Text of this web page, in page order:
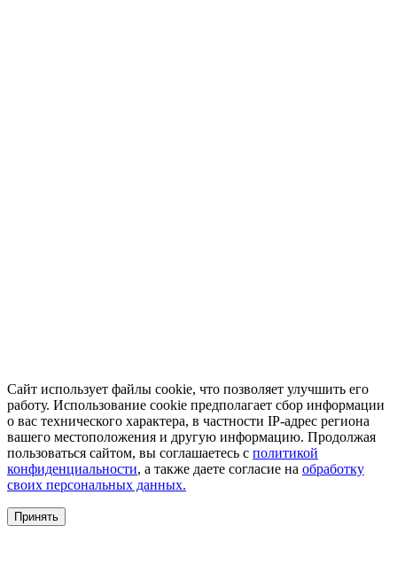
Сайт использует файлы cookie, что позволяет улучшить его
работу. Использование cookie предполагает сбор информации
о вас технического характера, в частности IP-адрес региона
вашего местоположения и другую информацию. Продолжая
пользоваться сайтом, вы соглашаетесь с политикой
конфиденциальности, а также даете согласие на обработку
своих персональных данных.
Принять